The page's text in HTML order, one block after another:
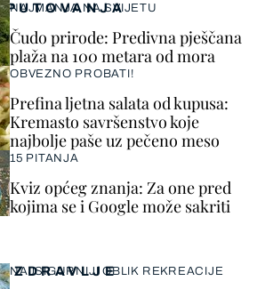
ZDRAVLJE
NAJSIGURNIJI OBLIK REKREACIJE
PUTOVANJA
NAJMANJA NA SVIJETU
Čudo prirode: Predivna pješčana
plaža na 100 metara od mora
OBVEZNO PROBATI!
Prefina ljetna salata od kupusa:
Kremasto savršenstvo koje
najbolje paše uz pečeno meso
15 PITANJA
Kviz općeg znanja: Za one pred
kojima se i Google može sakriti